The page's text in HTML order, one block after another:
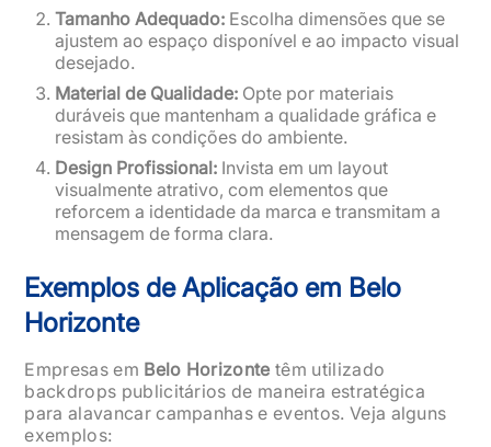
Tamanho Adequado: Escolha dimensões que se
ajustem ao espaço disponível e ao impacto visual
desejado.
Material de Qualidade: Opte por materiais
duráveis que mantenham a qualidade gráfica e
resistam às condições do ambiente.
Design Profissional: Invista em um layout
visualmente atrativo, com elementos que
reforcem a identidade da marca e transmitam a
mensagem de forma clara.
Exemplos de Aplicação em Belo
Horizonte
Empresas em Belo Horizonte têm utilizado
backdrops publicitários de maneira estratégica
para alavancar campanhas e eventos. Veja alguns
exemplos: